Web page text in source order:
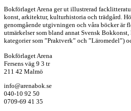
Bokförlaget Arena ger ut illustrerad
konst, arkitektur, kulturhistoria och trädgård.
genomgående utgivningen och våra böcker är
utmärkelser som bland annat Svensk
kategorier som ”Praktverk” och ”Läromedel”)
Bokförlaget Arena
Fersens väg 9 3 tr
211 42 Malmö
info@arenabok.se
040-10 92 50
0709-69 41 35